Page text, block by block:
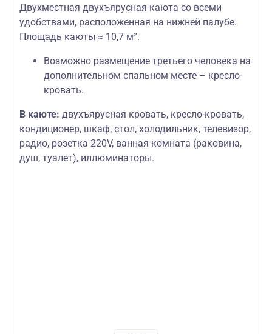
Двухместная двухъярусная каюта со всеми
удобствами, расположенная на нижней палубе.
Площадь каюты ≈ 10,7 м².
Возможно размещение третьего человека на
дополнительном спальном месте – кресло-
кровать.
В каюте: двухъярусная кровать, кресло-кровать,
кондиционер, шкаф, стол, холодильник, телевизор,
радио, розетка 220V, ванная комната (раковина,
душ, туалет), иллюминаторы.